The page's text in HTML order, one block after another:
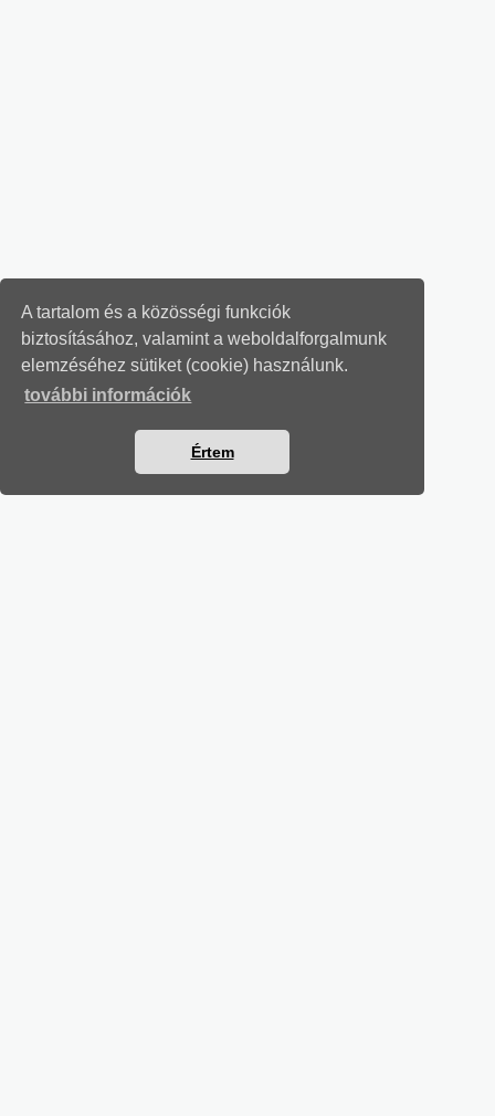
A tartalom és a közösségi funkciók
biztosításához, valamint a weboldalforgalmunk
elemzéséhez sütiket (cookie) használunk.
további információk
Értem